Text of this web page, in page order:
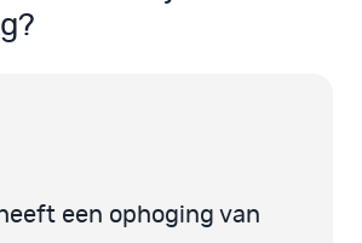
een ophoging van